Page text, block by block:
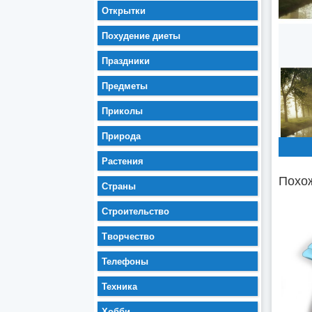
Открытки
Похудение диеты
Праздники
Предметы
Приколы
Природа
Растения
Страны
Строительство
Творчество
Телефоны
Техника